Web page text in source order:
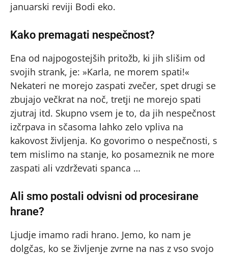
januarski reviji Bodi eko.
Kako premagati nespečnost?
Ena od najpogostejših pritožb, ki jih slišim od
svojih strank, je: »Karla, ne morem spati!«
Nekateri ne morejo zaspati zvečer, spet drugi se
zbujajo večkrat na noč, tretji ne morejo spati
zjutraj itd. Skupno vsem je to, da jih nespečnost
izčrpava in sčasoma lahko zelo vpliva na
kakovost življenja. Ko govorimo o nespečnosti, s
tem mislimo na stanje, ko posameznik ne more
zaspati ali vzdrževati spanca …
Ali smo postali odvisni od procesirane
hrane?
Ljudje imamo radi hrano. Jemo, ko nam je
dolgčas, ko se življenje zvrne na nas z vso svojo